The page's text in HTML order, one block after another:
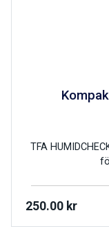
TFA
250.00 kr